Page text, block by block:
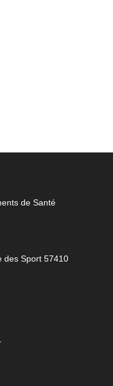
de Santé
des Sport 57410